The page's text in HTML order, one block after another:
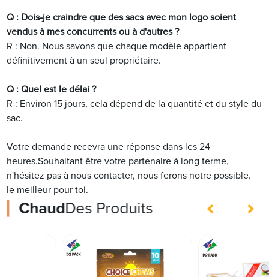
Q : Dois-je craindre que des sacs avec mon logo soient
vendus à mes concurrents ou à d'autres ?
R : Non. Nous savons que chaque modèle appartient
définitivement à un seul propriétaire.
Q : Quel est le délai ?
R : Environ 15 jours, cela dépend de la quantité et du style du
sac.
Votre demande recevra une réponse dans les 24
heures.Souhaitant être votre partenaire à long terme,
n'hésitez pas à nous contacter, nous ferons notre possible.
le meilleur pour toi.
Chaud Des Produits